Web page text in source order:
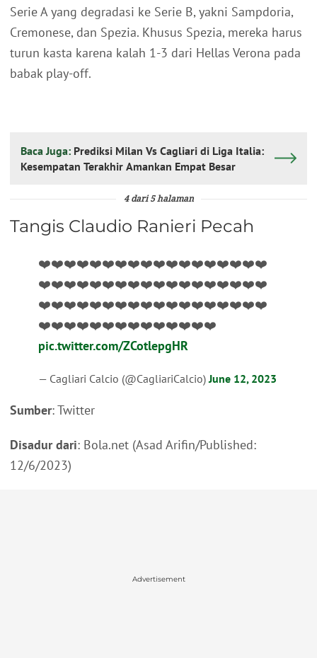
Serie A yang degradasi ke Serie B, yakni Sampdoria,
Cremonese, dan Spezia. Khusus Spezia, mereka harus
turun kasta karena kalah 1-3 dari Hellas Verona pada
babak play-off.
Baca Juga: Prediksi Milan Vs Cagliari di Liga Italia:
Kesempatan Terakhir Amankan Empat Besar
4 dari 5 halaman
Tangis Claudio Ranieri Pecah
❤️❤️❤️❤️❤️❤️❤️❤️❤️❤️❤️❤️❤️❤️❤️❤️❤️❤️
❤️❤️❤️❤️❤️❤️❤️❤️❤️❤️❤️❤️❤️❤️❤️❤️❤️❤️
❤️❤️❤️❤️❤️❤️❤️❤️❤️❤️❤️❤️❤️❤️❤️❤️❤️❤️
❤️❤️❤️❤️❤️❤️❤️❤️❤️❤️❤️❤️❤️❤️
pic.twitter.com/ZCotlepgHR
— Cagliari Calcio (@CagliariCalcio) June 12, 2023
Sumber: Twitter
Disadur dari: Bola.net (Asad Arifin/Published:
12/6/2023)
Advertisement